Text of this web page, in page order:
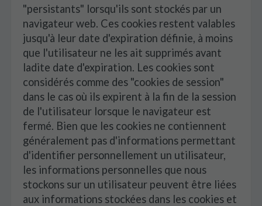
"persistants" lorsqu'ils sont stockés par un
navigateur web. Ces cookies restent valables
jusqu'à leur date d'expiration définie, à moins
que l'utilisateur ne les ait supprimés avant
ladite date d'expiration. Les cookies sont
considérés comme des "cookies de session"
dans le cas où ils expirent à la fin de la session
de l'utilisateur lorsque le navigateur est
fermé. Bien que les cookies ne contiennent
généralement pas d'informations permettant
d'identifier personnellement un utilisateur,
les informations personnelles que nous
stockons sur un utilisateur peuvent être liées
aux informations stockées dans les cookies et